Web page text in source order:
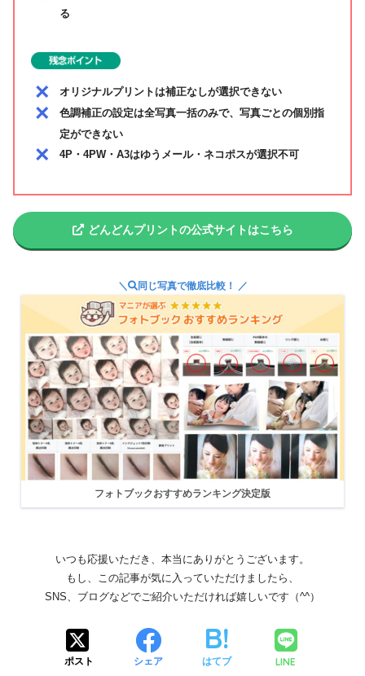
る
オリジナルプリントは補正なしが選択できない
色調補正の設定は全写真一括のみで、写真ごとの個別指
定ができない
4P・4PW・A3はゆうメール・ネコポスが選択不可
どんどんプリントの公式サイトはこちら
＼ 同じ写真で徹底比較！ ／
フォトブックおすすめランキング決定版
いつも応援いただき、本当にありがとうございます。
もし、この記事が気に入っていただけましたら、
SNS、ブログなどでご紹介いただければ嬉しいです（^^）
ポスト シェア はてブ LINE